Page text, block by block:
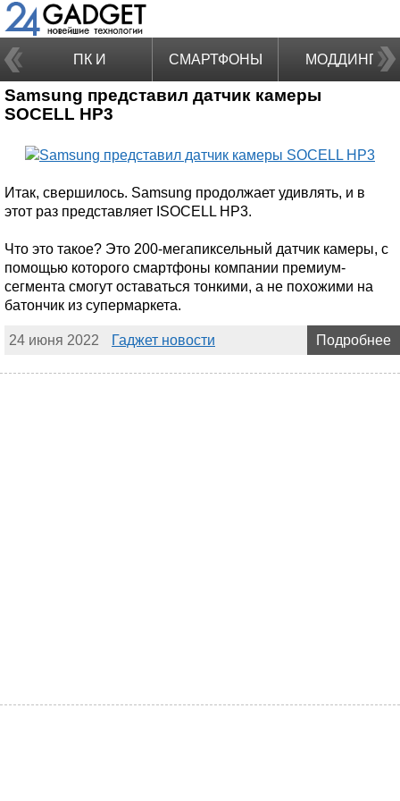
ПК И
НОУТБУКИ
СМАРТФОНЫ МОДДИНГ
Samsung представил датчик камеры
SOCELL HP3
Итак, свершилось. Samsung продолжает удивлять, и в
этот раз представляет ISOCELL HP3.
Что это такое? Это 200-мегапиксельный датчик камеры, с
помощью которого смартфоны компании премиум-
сегмента смогут оставаться тонкими, а не похожими на
батончик из супермаркета.
24 июня 2022 Гаджет новости Подробнее